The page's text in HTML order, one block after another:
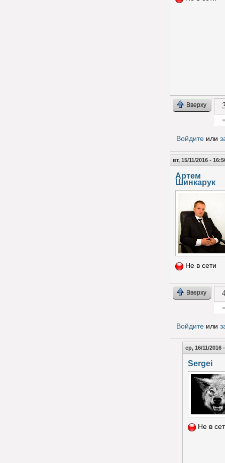
Вверху
Войдитеили
вт, 15/11/2016 -
Артем
Шинкарук
Не в сети
Вверху
Войдитеили
ср, 16/11/2016
Sergei
Не в